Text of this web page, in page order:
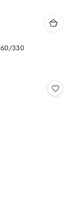
330